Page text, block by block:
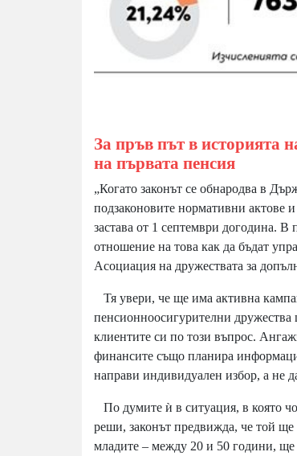
За пръв път в историята
на първата пенсия
„Когато законът се обнародва в
подзаконовите нормативни актове
застава от 1 септември догодина. В
отношение на това как да бъдат
Асоциация на дружествата за
Тя увери, че ще има активна
пенсионноосигурителни
клиентите си по този въпрос.
финансите също планира
направи индивидуален избор, а не
По думите ѝ в ситуация, в която
реши, законът предвижда, че той
младите – между 20 и 50 години, ще